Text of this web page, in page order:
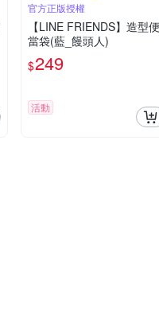
官方正版授權
【LINE FRIENDS】造型便
當袋(藍_饅頭人)
$249
活動